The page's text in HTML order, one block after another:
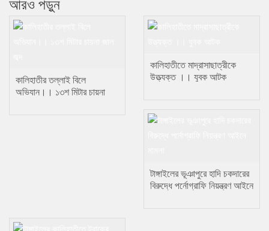
আরও পড়ুন
কালিহাতীর তল্লাই বিলে
অভিযান।। ১৩শ মিটার চায়না
কালিহাতীতে মাদ্রাসাছাত্রীকে
উত্ত্যক্ত ।। যুবক আটক
টাঙ্গাইলের ভূঞাপুরে হাদি চকদারের
বিরুদ্ধে পর্নোগ্রাফি নিয়ন্ত্রণ আইনে